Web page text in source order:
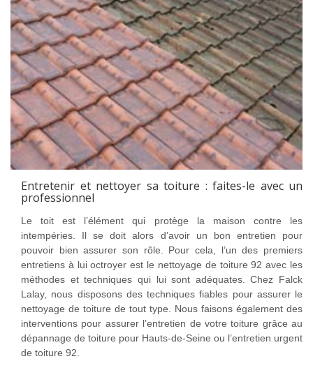
Entretenir et nettoyer sa toiture : faites-le avec un
professionnel
Le toit est l’élément qui protège la maison contre les
intempéries. Il se doit alors d’avoir un bon entretien pour
pouvoir bien assurer son rôle. Pour cela, l’un des premiers
entretiens à lui octroyer est le nettoyage de toiture 92 avec les
méthodes et techniques qui lui sont adéquates. Chez Falck
Lalay, nous disposons des techniques fiables pour assurer le
nettoyage de toiture de tout type. Nous faisons également des
interventions pour assurer l’entretien de votre toiture grâce au
dépannage de toiture pour Hauts-de-Seine ou l’entretien urgent
de toiture 92.